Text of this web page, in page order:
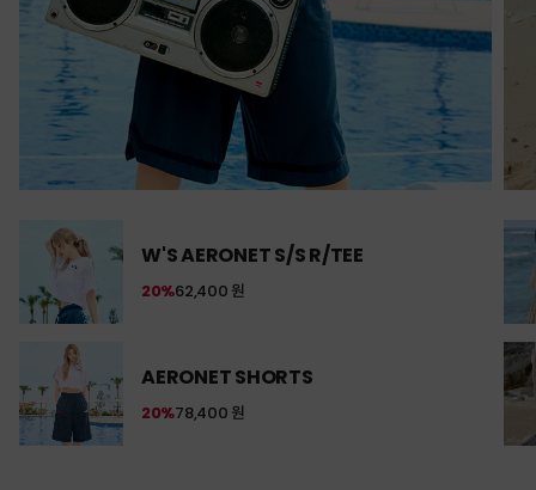
W'S AERONET S/S R/TEE
62,400 원
20%
AERONET SHORTS
78,400 원
20%